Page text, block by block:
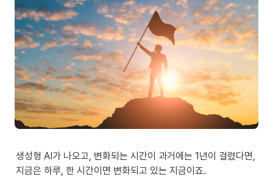
생성형 AI가 나오고, 변화되는 시간이 과거에는 1년이 걸렸다면,
지금은 하루, 한 시간이면 변화되고 있는 지금이죠.